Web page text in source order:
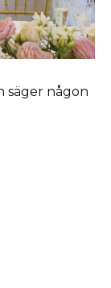
säger någon